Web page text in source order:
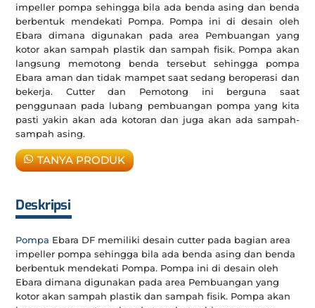
impeller pompa sehingga bila ada benda asing dan benda
berbentuk mendekati Pompa. Pompa ini di desain oleh
Ebara dimana digunakan pada area Pembuangan yang
kotor akan sampah plastik dan sampah fisik. Pompa akan
langsung memotong benda tersebut sehingga pompa
Ebara aman dan tidak mampet saat sedang beroperasi dan
bekerja. Cutter dan Pemotong ini berguna saat
penggunaan pada lubang pembuangan pompa yang kita
pasti yakin akan ada kotoran dan juga akan ada sampah-
sampah asing.
TANYA PRODUK
Deskripsi
Pompa Ebara DF memiliki desain cutter pada bagian area
impeller pompa sehingga bila ada benda asing dan benda
berbentuk mendekati Pompa. Pompa ini di desain oleh
Ebara dimana digunakan pada area Pembuangan yang
kotor akan sampah plastik dan sampah fisik. Pompa akan